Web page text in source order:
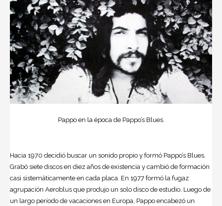
Pappo en la época de Pappo’s Blues.
Hacia 1970 decidió buscar un sonido propio y formó Pappo’s Blues.
Grabó siete discos en diez años de existencia y cambió de formación
casi sistemáticamente en cada placa. En 1977 formó la fugaz
agrupación Aeroblus que produjo un solo disco de estudio. Luego de
un largo período de vacaciones en Europa, Pappo encabezó un